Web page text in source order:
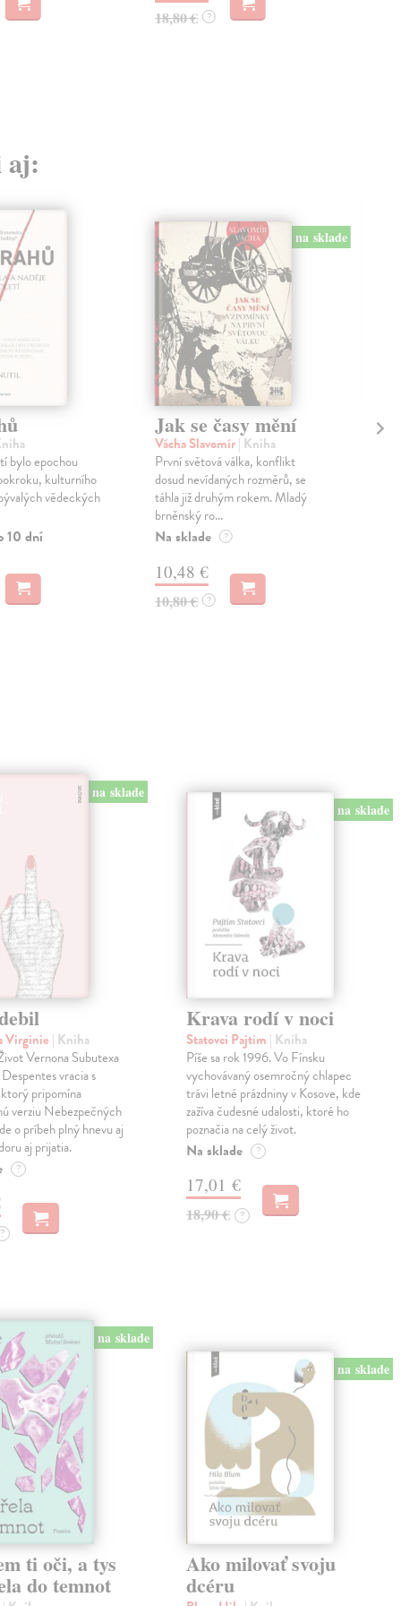
18,80 € ?
aj:
bylo epochou
kulturního
vědeckých
10 dní
na sklade
Jak se časy mění
Vácha Slavomír| Kniha
První světová válka, konflikt
dosud nevídaných rozměrů, se
táhla již druhým rokem. Mladý
brněnský ro...
Na sklade ?
10,48 €
10,80 € ?
na sklade
Virginie | Kniha
Vernona Subutexa
vracia s
pripomína
verziu Nebezpečných
o príbeh plný hnevu aj
aj prijatia.
?
?
na sklade
Krava rodí v noci
Statovci Pajtim | Kniha
Píše sa rok 1996. Vo Fínsku
vychovávaný osemročný chlapec
trávi letné prázdniny v Kosove, kde
zažíva čudesné udalosti, ktoré ho
poznačia na celý život.
Na sklade ?
17,01 €
18,90 € ?
na sklade
ti oči, a tys
do temnot
na sklade
Ako milovať svoju
dcéru